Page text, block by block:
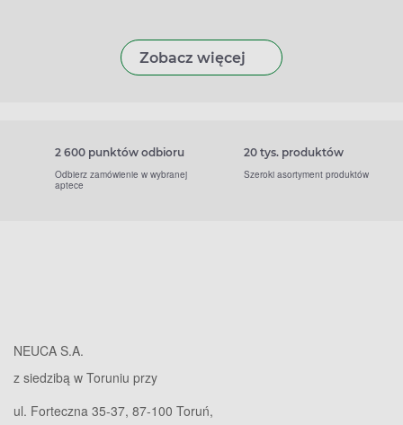
Zobacz więcej
2 600 punktów odbioru
Odbierz zamówienie w wybranej
aptece
20 tys. produktów
Szeroki asortyment produktów
NEUCA S.A.
z siedzibą w Toruniu przy
ul. Forteczna 35-37, 87-100 Toruń,